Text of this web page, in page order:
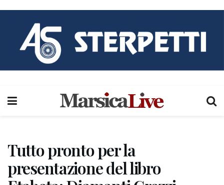
Tutto pronto per la
presentazione del libro